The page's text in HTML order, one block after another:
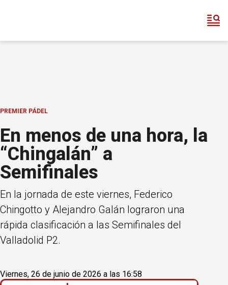
PREMIER PÁDEL
En menos de una hora, la
“Chingalán” a
Semifinales
En la jornada de este viernes, Federico
Chingotto y Alejandro Galán lograron una
rápida clasificación a las Semifinales del
Valladolid P2.
Viernes, 26 de junio de 2026 a las 16:58